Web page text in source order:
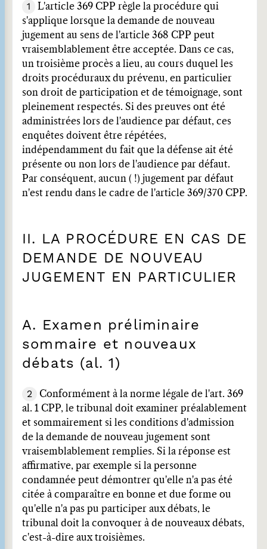
1
L'article 369 CPP règle la procédure qui
s'applique lorsque la demande de nouveau
jugement au sens de l'article 368 CPP peut
vraisemblablement être acceptée. Dans ce cas,
un troisième procès a lieu, au cours duquel les
droits procéduraux du prévenu, en particulier
son droit de participation et de témoignage, sont
pleinement respectés. Si des preuves ont été
administrées lors de l'audience par défaut, ces
enquêtes doivent être répétées,
indépendamment du fait que la défense ait été
présente ou non lors de l'audience par défaut.
Par conséquent, aucun ( !) jugement par défaut
n'est rendu dans le cadre de l'article 369/370 CPP.
II. LA PROCÉDURE EN CAS DE
DEMANDE DE NOUVEAU
JUGEMENT EN PARTICULIER
A. Examen préliminaire
sommaire et nouveaux
débats (al. 1)
2
Conformément à la norme légale de l'art. 369
al. 1 CPP, le tribunal doit examiner préalablement
et sommairement si les conditions d'admission
de la demande de nouveau jugement sont
vraisemblablement remplies. Si la réponse est
affirmative, par exemple si la personne
condamnée peut démontrer qu'elle n'a pas été
citée à comparaître en bonne et due forme ou
qu'elle n'a pas pu participer aux débats, le
tribunal doit la convoquer à de nouveaux débats,
c'est-à-dire aux troisièmes.